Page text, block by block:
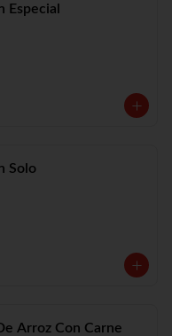
Especial
Solo
Arroz Con Carne